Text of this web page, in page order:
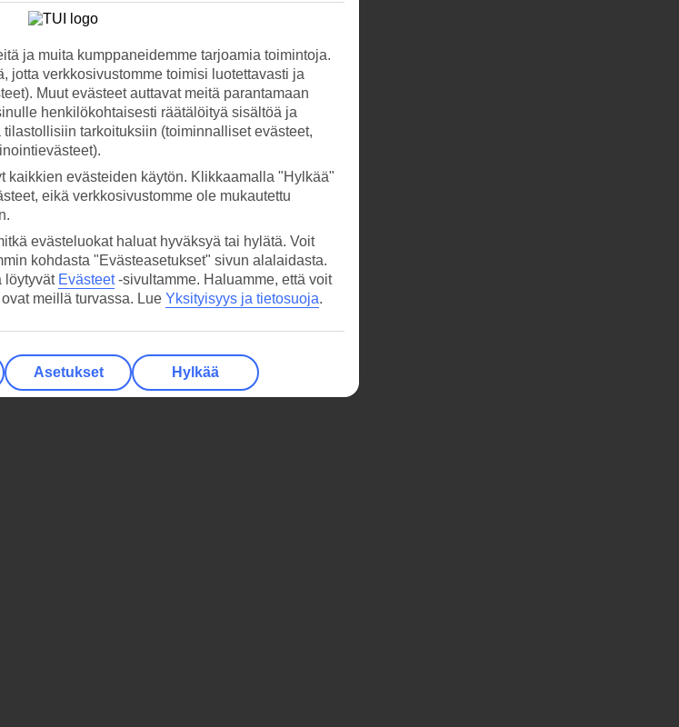
ja muita kumppaneidemme tarjoamia toimintoja.
jotta verkkosivustomme toimisi luotettavasti ja
Muut evästeet auttavat meitä parantamaan
henkilökohtaisesti räätälöityä sisältöä ja
tarkoituksiin (toiminnalliset evästeet,
kaikkien evästeiden käytön. Klikkaamalla "Hylkää"
eikä verkkosivustomme ole mukautettu
evästeluokat haluat hyväksyä tai hylätä. Voit
kohdasta "Evästeasetukset" sivun alalaidasta.
löytyvät Evästeet-sivultamme. Haluamme, että voit
meillä turvassa. Lue Yksityisyys ja tietosuoja.
Asetukset Hylkää